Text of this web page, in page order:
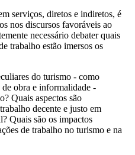
serviços, diretos e indiretos, é
nos discursos favoráveis ao
necessário debater quais
trabalho estão imersos os
do turismo - como
obra e informalidade -
Quais aspectos são
decente e justo em
Quais são os impactos
de trabalho no turismo e na